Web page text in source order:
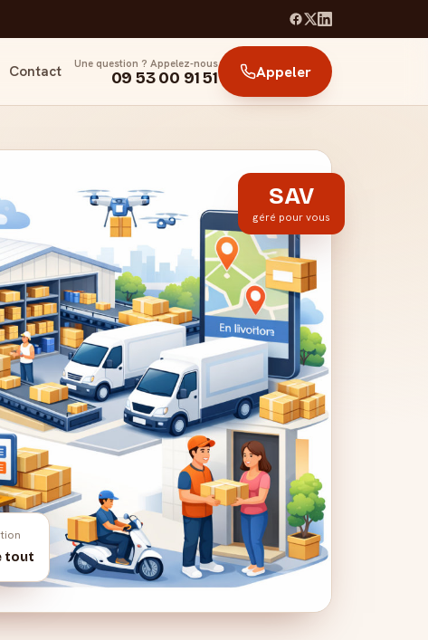
Contact Une question ? Appelez-nous
09 53 00 91 51 Appeler
tout
SAV
géré pour vous